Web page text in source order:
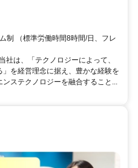
制 （標準労働時間8時間/日、フレ
社は、「テクノロジーによって、
を経営理念に据え、豊かな経験を
ステクノロジーを融合すること...